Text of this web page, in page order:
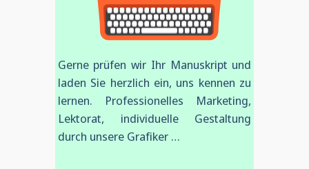
Gerne prüfen wir Ihr Manuskript und
laden Sie herzlich ein, uns kennen zu
lernen. Professionelles Marketing,
Lektorat, individuelle Gestaltung
durch unsere Grafiker …